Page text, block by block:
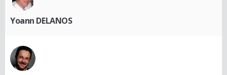
Yoann DELANOS